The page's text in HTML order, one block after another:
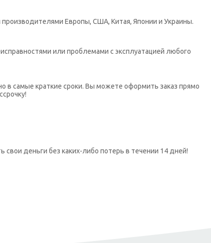
Европы, США, Китая, Японии и Украины.
или проблемами с эксплуатацией любого
в самые краткие сроки. Вы можете оформить заказ прямо
деньги без каких-либо потерь в течении 14 дней!